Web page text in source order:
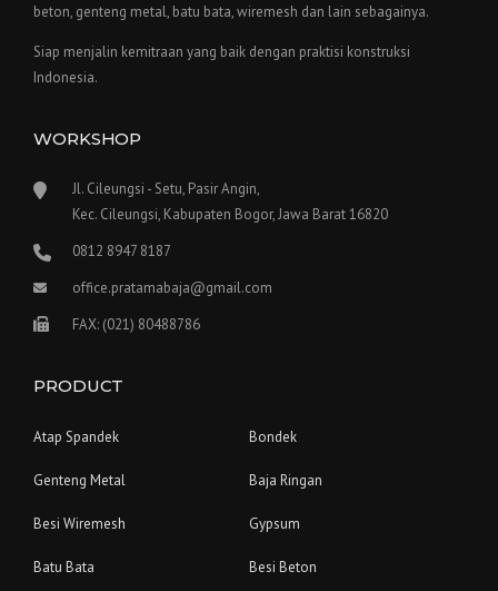
beton, genteng metal, batu bata, wiremesh dan lain sebagainya.
Siap menjalin kemitraan yang baik dengan praktisi konstruksi
Indonesia.
WORKSHOP
Jl. Cileungsi - Setu, Pasir Angin,
Kec. Cileungsi, Kabupaten Bogor, Jawa Barat 16820
0812 8947 8187
office.pratamabaja@gmail.com
FAX: (021) 80488786
PRODUCT
Atap Spandek Bondek
Genteng Metal Baja Ringan
Besi Wiremesh Gypsum
Batu Bata Besi Beton